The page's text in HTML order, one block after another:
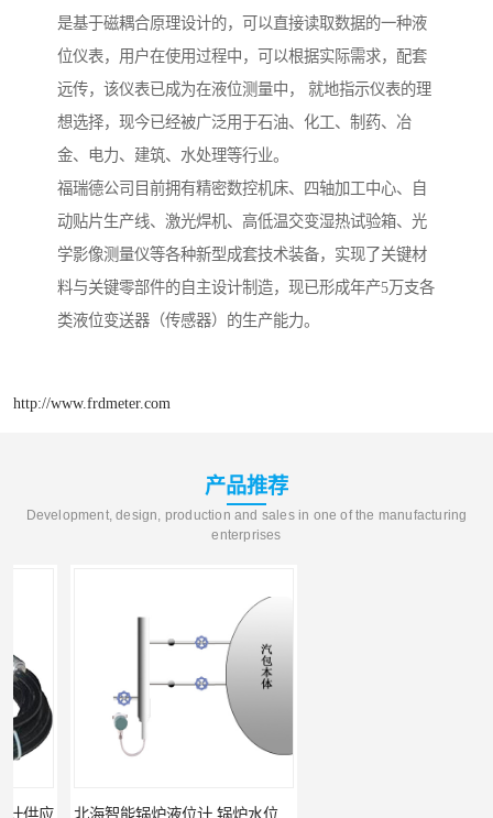
是基于磁耦合原理设计的，可以直接读取数据的一种液
位仪表，用户在使用过程中，可以根据实际需求，配套
远传，该仪表已成为在液位测量中， 就地指示仪表的理
想选择，现今已经被广泛用于石油、化工、制药、冶
金、电力、建筑、水处理等行业。
福瑞德公司目前拥有精密数控机床、四轴加工中心、自
动贴片生产线、激光焊机、高低温交变湿热试验箱、光
学影像测量仪等各种新型成套技术装备，实现了关键材
料与关键零部件的自主设计制造，现已形成年产5万支各
类液位变送器（传感器）的生产能力。
http://www.frdmeter.com
产品推荐
Development, design, production and sales in one of the manufacturing
enterprises
北海智能锅炉液位计 锅炉水位计厂商 自动适应自动校准